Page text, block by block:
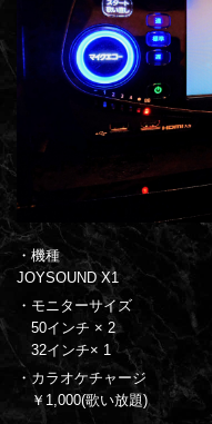
・機種
JOYSOUND X1
・モニターサイズ
50インチ × 2
32インチ× 1
・カラオケチャージ
￥1,000(歌い放題)